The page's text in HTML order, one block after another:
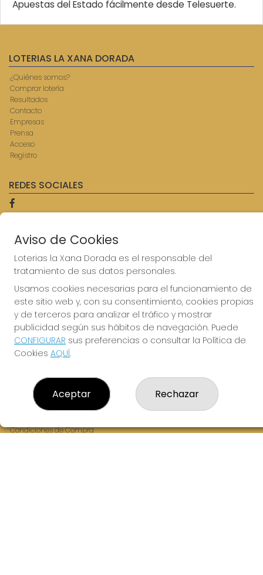
Apuestas del Estado fácilmente desde Telesuerte.
LOTERIAS LA XANA DORADA
¿Quiénes somos?
Comprar lotería
Resultados
Contacto
Empresas
Prensa
Acceso
Registro
REDES SOCIALES
CONTACTO
ADMINISTRACION DE LOTERIAS: 9-AVILES - RECEPTOR
OFICIAL: 57750
985567207
Clica aquí para contactar por WhatsApp
614069067
info@laxanadorada.com
Fernandez Balsera 26 bajo
Aviles, 33402
(Asturias) España
Aviso Legal
Política de Privacidad
Condiciones de Compra
Aviso de Cookies
Loterias la Xana Dorada es el responsable del
tratamiento de sus datos personales.
Usamos cookies necesarias para el funcionamiento de
este sitio web y, con su consentimiento, cookies propias
y de terceros para analizar el tráfico y mostrar
publicidad según sus hábitos de navegación. Puede
CONFIGURAR sus preferencias o consultar la Política de
Cookies AQUÍ.
Aceptar Rechazar